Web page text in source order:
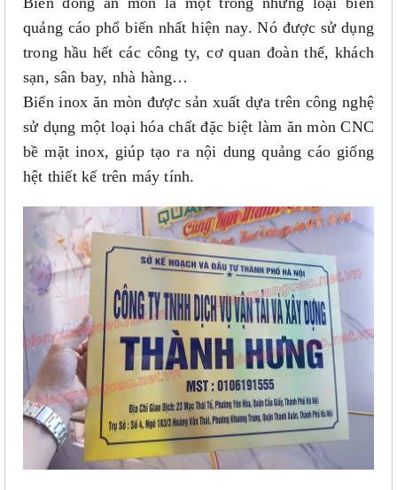
quảng cáo phổ biến nhất hiện nay. Nó được sử dụng
trong hầu hết các công ty, cơ quan đoàn thể, khách
sạn, sân bay, nhà hàng…
Biển inox ăn mòn được sản xuất dựa trên công nghệ
sử dụng một loại hóa chất đặc biệt làm ăn mòn CNC
bề mặt inox, giúp tạo ra nội dung quảng cáo giống
hệt thiết kế trên máy tính.